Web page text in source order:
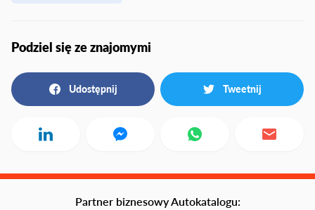
Podziel się ze znajomymi
Udostępnij Tweetnij
Partner biznesowy Autokatalogu: